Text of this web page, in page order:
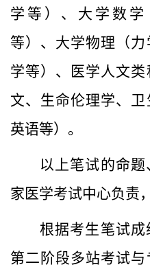
学 等 ）、大学数
等）、大学物理（
学等）、医学人文
文、生命伦理学、
英语等）。
以上笔试的命
家医学考试中心负责，
根据考生笔试
第二阶段多站考试